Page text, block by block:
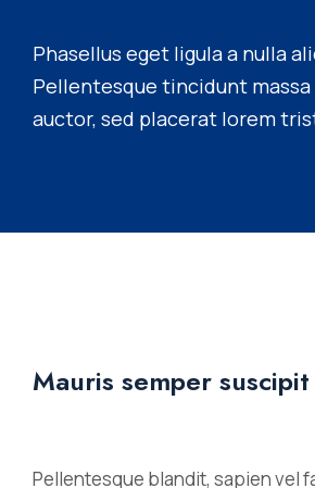
Phasellus eget ligula a nulla
Pellentesque tincidunt
auctor, sed placerat lorem
Mauris semper
Pellentesque blandit, sapien vel